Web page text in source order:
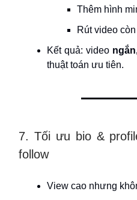
Thêm hình
Rút video
Kết quả: video
thuật toán ưu tiên.
7. Tối ưu bio &
follow
View cao nhưng